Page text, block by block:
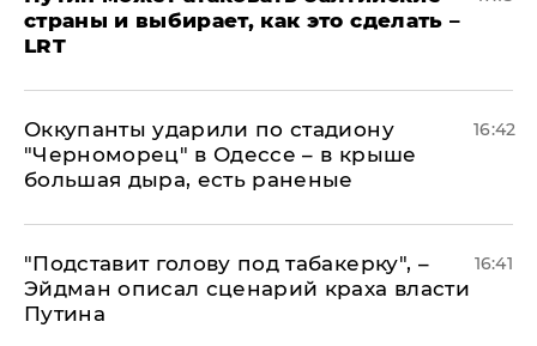
страны и выбирает, как это сделать –
LRT
Оккупанты ударили по стадиону
"Черноморец" в Одессе – в крыше
большая дыра, есть раненые
16:42
​"Подставит голову под табакерку", –
Эйдман описал сценарий краха власти
Путина
16:41